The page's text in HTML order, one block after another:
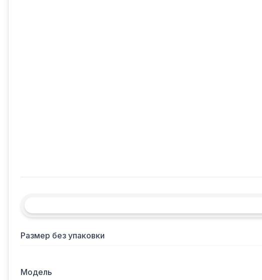
Размер без упаковки
Модель